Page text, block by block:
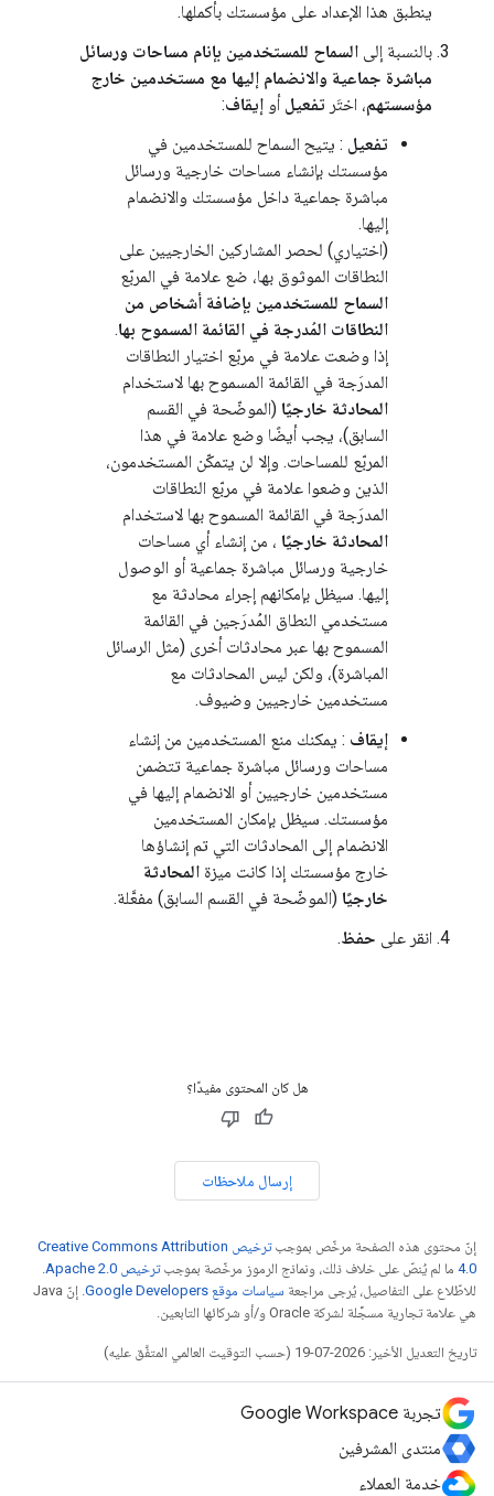
ينطبق هذا الإعداد على مؤسستك بأكملها.
بالنسبة إلى السماح للمستخدمين بإنام مساحات ورسائل
مباشرة جماعية والانضمام إليها مع مستخدمين خارج
مؤسستهم، اختَر تفعيل أو إيقاف:
تفعيل : يتيح السماح للمستخدمين في
مؤسستك بإنشاء مساحات خارجية ورسائل
مباشرة جماعية داخل مؤسستك والانضمام
إليها.
(اختياري) لحصر المشاركين الخارجيين على
النطاقات الموثوق بها، ضع علامة في المربّع
السماح للمستخدمين بإضافة أشخاص من
النطاقات المُدرجة في القائمة المسموح بها.
إذا وضعت علامة في مربّع اختيار النطاقات
المدرَجة في القائمة المسموح بها لاستخدام
المحادثة خارجيًا (الموضّحة في القسم
السابق)، يجب أيضًا وضع علامة في هذا
المربّع للمساحات. وإلا لن يتمكّن المستخدمون،
الذين وضعوا علامة في مربّع النطاقات
المدرَجة في القائمة المسموح بها لاستخدام
المحادثة خارجيًا ، من إنشاء أي مساحات
خارجية ورسائل مباشرة جماعية أو الوصول
إليها. سيظل بإمكانهم إجراء محادثة مع
مستخدمي النطاق المُدرَجين في القائمة
المسموح بها عبر محادثات أخرى (مثل الرسائل
المباشرة)، ولكن ليس المحادثات مع
مستخدمين خارجيين وضيوف.
إيقاف : يمكنك منع المستخدمين من إنشاء
مساحات ورسائل مباشرة جماعية تتضمن
مستخدمين خارجيين أو الانضمام إليها في
مؤسستك. سيظل بإمكان المستخدمين
الانضمام إلى المحادثات التي تم إنشاؤها
خارج مؤسستك إذا كانت ميزة المحادثة
خارجيًا (الموضّحة في القسم السابق) مفعَّلة.
انقر على حفظ.
هل كان المحتوى مفيدًا؟
إرسال ملاحظات
إنّ محتوى هذه الصفحة مرخّص بموجب
ترخيص Creative Commons Attribution
4.0‏ ما لم يُنصّ على خلاف ذلك، ونماذج الرموز مرخّصة بموجبترخيص Apache 2.0‏
.
للاطّلاع على التفاصيل، يُرجى مراجعة سياسات موقع Google Developers‏
. إنّ Java
هي علامة تجارية مسجَّلة لشركة Oracle و/أو شركائها التابعين.
تاريخ التعديل الأخير: 2026-07-19 (حسب التوقيت العالمي المتفَّق عليه)
تجربة Google Workspace
منتدى المشرفين
خدمة العملاء